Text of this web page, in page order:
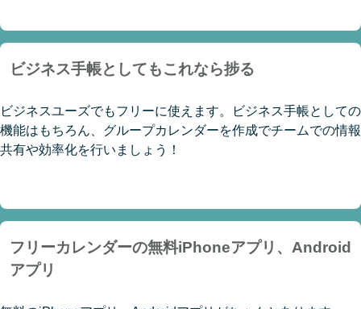
ビジネス手帳としてもこれなら捗る
ビジネスユーズでもフリーに使えます。ビジネス手帳としての
機能はもちろん、グループカレンダーを作成でチームでの情報
共有や効率化を行いましょう！
フリーカレンダーの無料iPhoneアプリ、Android
アプリ